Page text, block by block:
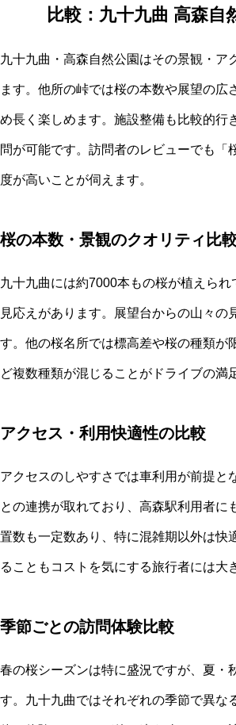
比較：九十九曲 高森
九十九曲・高森自然公園はその景観・
ます。他所の峠では桜の本数や展望の
め長く楽しめます。施設整備も比較的行
問が可能です。訪問者のレビューでも
度が高いことが伺えます。
桜の本数・景観のクオリティ比
九十九曲には約7000本もの桜が植えら
見応えがあります。展望台からの山々
す。他の桜名所では標高差や桜の種類が
ど複数種類が混じることがドライブの満
アクセス・利用快適性の比較
アクセスのしやすさでは車利用が前提
との連携が取れており、高森駅利用者
置数も一定数あり、特に混雑期以外は快
ることもコストを気にする旅行者には大
季節ごとの訪問体験比較
春の桜シーズンは特に盛況ですが、夏・
す。九十九曲ではそれぞれの季節で異な